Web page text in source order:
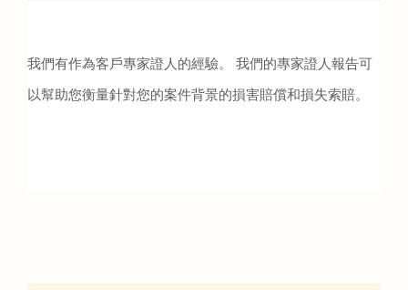
我們有作為客戶專家證人的經驗。 我們的專家證人報告可
以幫助您衡量針對您的案件背景的損害賠償和損失索賠。